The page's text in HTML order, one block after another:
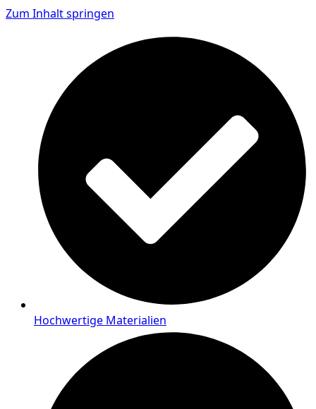
Zum Inhalt springen
Hochwertige Materialien